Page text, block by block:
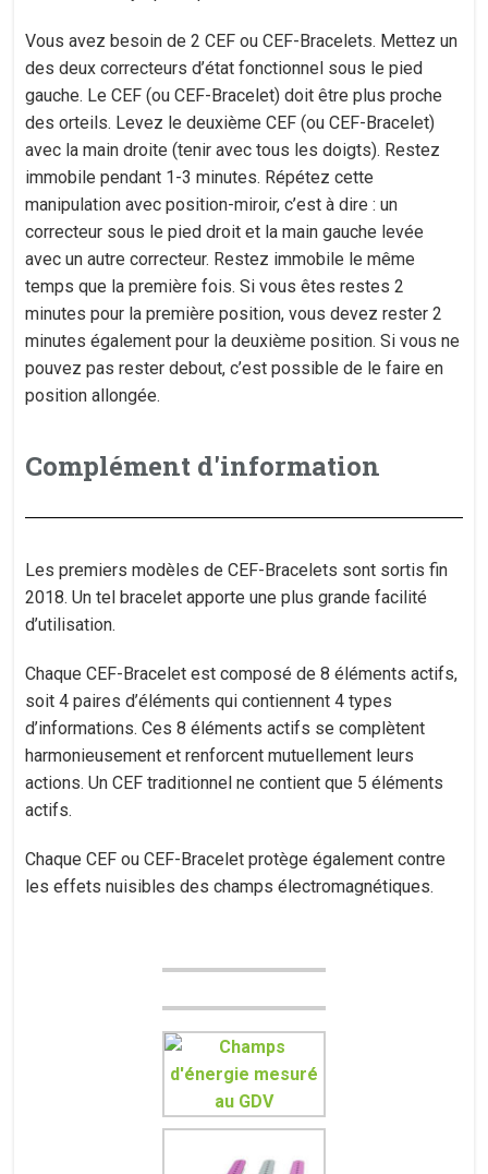
Vous avez besoin de 2 CEF ou CEF-Bracelets. Mettez un
des deux correcteurs d’état fonctionnel sous le pied
gauche. Le CEF (ou CEF-Bracelet) doit être plus proche
des orteils. Levez le deuxième CEF (ou CEF-Bracelet)
avec la main droite (tenir avec tous les doigts). Restez
immobile pendant 1-3 minutes. Répétez cette
manipulation avec position-miroir, c’est à dire : un
correcteur sous le pied droit et la main gauche levée
avec un autre correcteur. Restez immobile le même
temps que la première fois. Si vous êtes restes 2
minutes pour la première position, vous devez rester 2
minutes également pour la deuxième position. Si vous ne
pouvez pas rester debout, c’est possible de le faire en
position allongée.
Complément d'information
Les premiers modèles de CEF-Bracelets sont sortis fin
2018. Un tel bracelet apporte une plus grande facilité
d’utilisation.
Chaque CEF-Bracelet est composé de 8 éléments actifs,
soit 4 paires d’éléments qui contiennent 4 types
d’informations. Ces 8 éléments actifs se complètent
harmonieusement et renforcent mutuellement leurs
actions. Un CEF traditionnel ne contient que 5 éléments
actifs.
Chaque CEF ou CEF-Bracelet protège également contre
les effets nuisibles des champs électromagnétiques.